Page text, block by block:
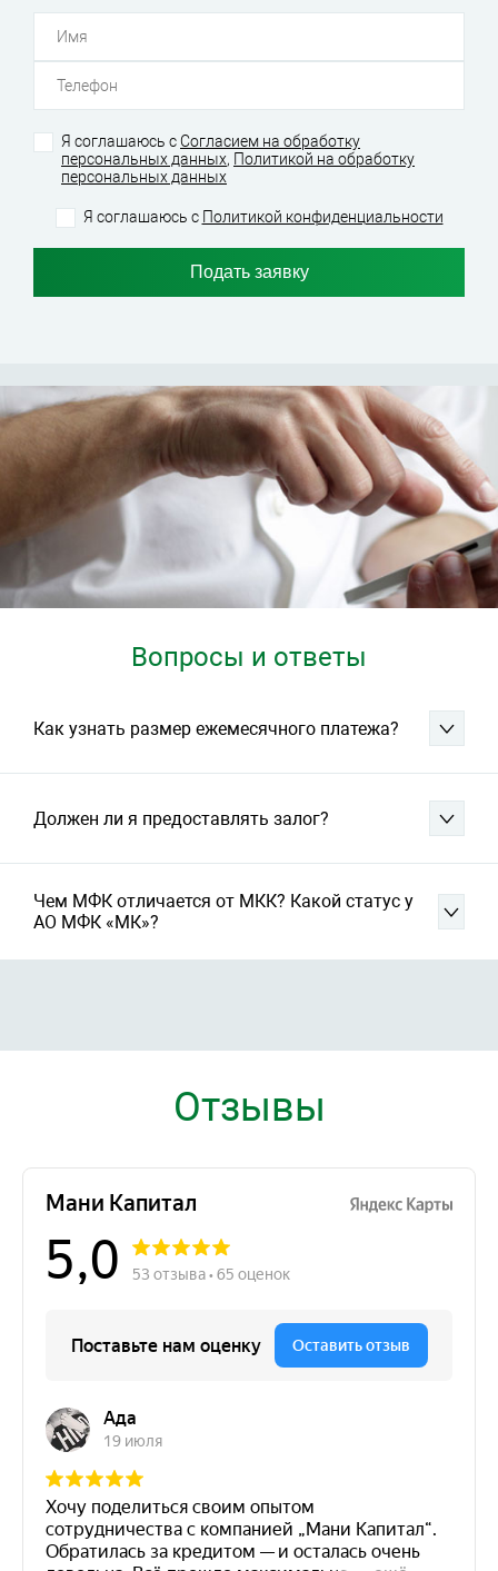
Я соглашаюсь сСогласием на обработку
персональных данных, Политикой на обработку
персональных данных
Я соглашаюсь с Политикой конфиденциальности
Вопросы и ответы
Как узнать размер ежемесячного платежа?
Должен ли я предоставлять залог?
Чем МФК отличается от МКК? Какой статус у
АО МФК «МК»?
Отзывы